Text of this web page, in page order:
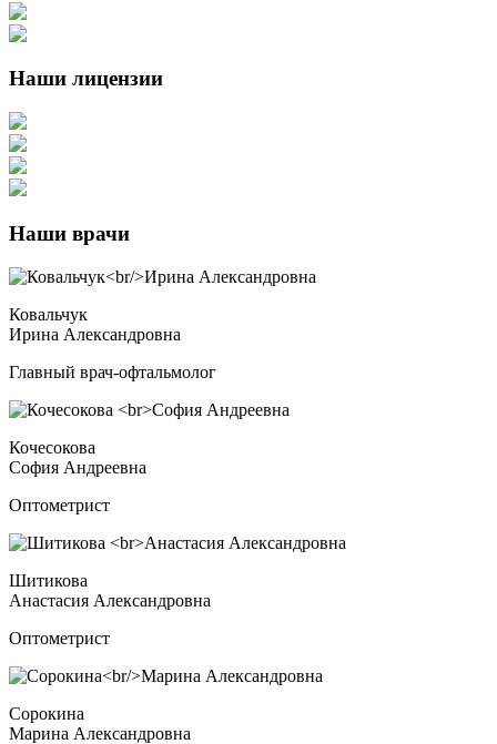
Наши лицензии
Наши врачи
Ковальчук
Ирина Александровна
Главный врач-офтальмолог
Кочесокова
София Андреевна
Оптометрист
Шитикова
Анастасия Александровна
Оптометрист
Сорокина
Марина Александровна